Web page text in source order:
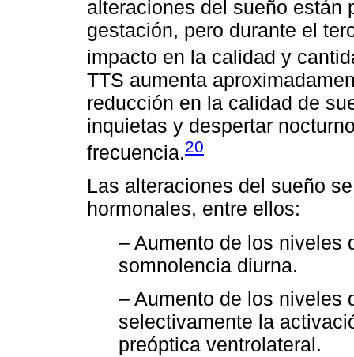
alteraciones del sueño están
gestación, pero durante el
impacto en la calidad y
TTS aumenta
reducción en la calidad de
inquietas y despertar
frecuencia.20
Las alteraciones del sueño
hormonales, entre ellos:
– Aumento de los niveles
somnolencia diurna.
– Aumento de los niveles
selectivamente la
preóptica ventrolateral.